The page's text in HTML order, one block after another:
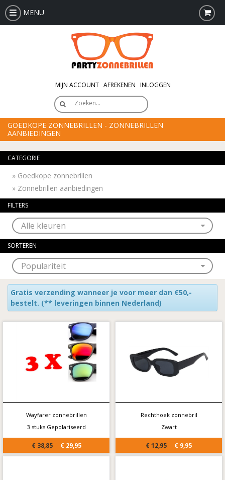
MENU
MIJN ACCOUNT AFREKENEN INLOGGEN
Zoeken…
GOEDKOPE ZONNEBRILLEN - ZONNEBRILLEN
AANBIEDINGEN
CATEGORIE
» Goedkope zonnebrillen
» Zonnebrillen aanbiedingen
FILTERS
SORTEREN
Gratis verzending wanneer je voor meer dan €50,-
bestelt. (** leveringen binnen Nederland)
Wayfarer zonnebrillen
3 stuks Gepolariseerd
€ 38,85 € 29,95
Rechthoek zonnebril
Zwart
€ 12,95 € 9,95